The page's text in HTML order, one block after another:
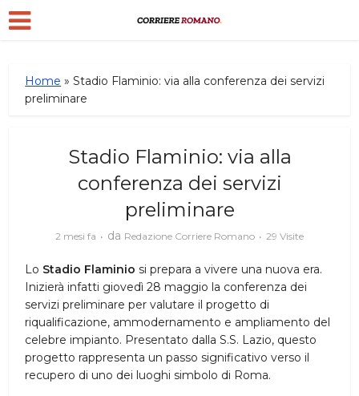
Home »Stadio Flaminio: via alla conferenza dei servizi
preliminare
Stadio Flaminio: via alla
conferenza dei servizi
preliminare
2 mesi fa da Redazione Corriere Romano 29 Visite
Lo Stadio Flaminio si prepara a vivere una nuova era.
Inizierà infatti giovedì 28 maggio la conferenza dei
servizi preliminare per valutare il progetto di
riqualificazione, ammodernamento e ampliamento del
celebre impianto. Presentato dalla S.S. Lazio, questo
progetto rappresenta un passo significativo verso il
recupero di uno dei luoghi simbolo di Roma.